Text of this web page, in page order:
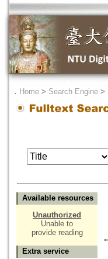
． Home > Search Engine >
Available resources
Unauthorized
Unable to
provide reading
Extra service